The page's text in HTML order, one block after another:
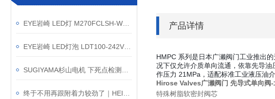
产品详情
HMPC 系列是日本广濑阀门工业推出的
况下仅允许介质单向流通，依靠先导
作压力 21MPa，适配标准工业液压油
Hirose Valves广濑阀门 先导式单向阀-
特殊树脂软密封阀芯